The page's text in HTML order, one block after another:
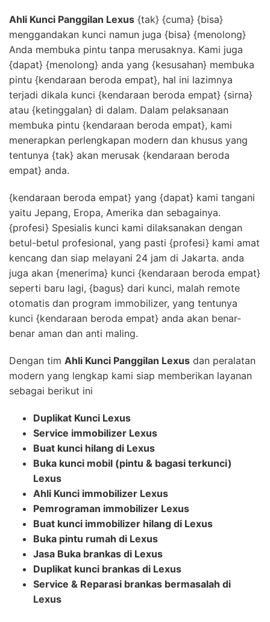
Ahli Kunci Panggilan Lexus {tak} {cuma} {bisa}
menggandakan kunci namun juga {bisa} {menolong}
Anda membuka pintu tanpa merusaknya. Kami juga
{dapat} {menolong} anda yang {kesusahan} membuka
pintu {kendaraan beroda empat}, hal ini lazimnya
terjadi dikala kunci {kendaraan beroda empat} {sirna}
atau {ketinggalan} di dalam. Dalam pelaksanaan
membuka pintu {kendaraan beroda empat}, kami
menerapkan perlengkapan modern dan khusus yang
tentunya {tak} akan merusak {kendaraan beroda
empat} anda.
{kendaraan beroda empat} yang {dapat} kami tangani
yaitu Jepang, Eropa, Amerika dan sebagainya.
{profesi} Spesialis kunci kami dilaksanakan dengan
betul-betul profesional, yang pasti {profesi} kami amat
kencang dan siap melayani 24 jam di Jakarta. anda
juga akan {menerima} kunci {kendaraan beroda empat}
seperti baru lagi, {bagus} dari kunci, malah remote
otomatis dan program immobilizer, yang tentunya
kunci {kendaraan beroda empat} anda akan benar-
benar aman dan anti maling.
Dengan tim Ahli Kunci Panggilan Lexus dan peralatan
modern yang lengkap kami siap memberikan layanan
sebagai berikut ini
Duplikat Kunci Lexus
Service immobilizer Lexus
Buat kunci hilang di Lexus
Buka kunci mobil (pintu & bagasi terkunci)
Lexus
Ahli Kunci immobilizer Lexus
Pemrograman immobilizer Lexus
Buat kunci immobilizer hilang di Lexus
Buka pintu rumah di Lexus
Jasa Buka brankas di Lexus
Duplikat kunci brankas di Lexus
Service & Reparasi brankas bermasalah di
Lexus